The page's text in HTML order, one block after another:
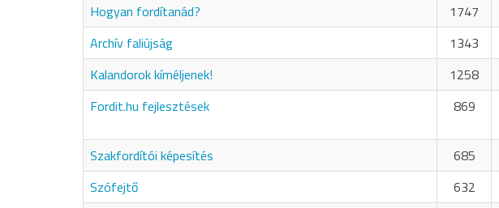
Hogyan fordítanád?
1747
Archív faliújság
1343
Kalandorok kíméljenek!
1258
Fordit.hu fejlesztések
869
Szakfordítói képesítés
685
Szófejtő
632